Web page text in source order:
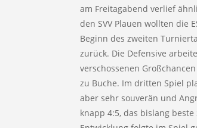
am Freitagabend verlief
den SVV Plauen wollten die
Beginn des zweiten
zurück. Die Defensive
verschossenen
zu Buche. Im dritten Spiel
aber sehr souverän und
knapp 4:5, das bislang